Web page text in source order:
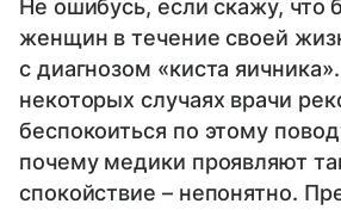
Не ошибусь, если скажу, что
женщин в течение своей
с диагнозом «киста
некоторых случаях врачи
беспокоиться по этому
почему медики проявляют
спокойствие – непонятно.